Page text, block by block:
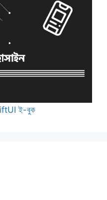
ই-বুক